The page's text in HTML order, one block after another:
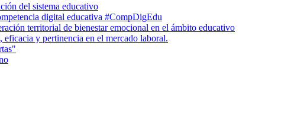
del sistema educativo
digital educativa #CompDigEdu
territorial de bienestar emocional en el ámbito educativo
y pertinencia en el mercado laboral.